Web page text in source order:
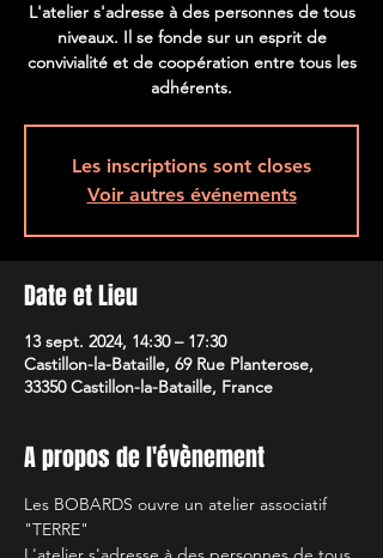
L'atelier s'adresse à des personnes de tous
niveaux. Il se fonde sur un esprit de
convivialité et de coopération entre tous les
adhérents.
Les inscriptions sont closes
Voir autres événements
Date et Lieu
13 sept. 2024, 14:30 – 17:30
Castillon-la-Bataille, 69 Rue Planterose,
33350 Castillon-la-Bataille, France
A propos de l'évènement
Les BOBARDS ouvre un atelier associatif
"TERRE"